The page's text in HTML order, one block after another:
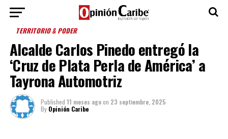
TERRITORIO & PODER
Alcalde Carlos Pinedo entregó la
‘Cruz de Plata Perla de América’ a
Tayrona Automotriz
Published 11 meses agoon 23 septiembre, 2025
By Opinión Caribe